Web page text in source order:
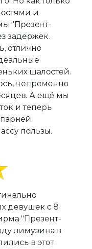
и
"Презент-
задержек.
отлично
шалостей.
непременно
А ещё мы
и теперь
пользы.
девушек с 8
"Презент-
лимузина в
в этот